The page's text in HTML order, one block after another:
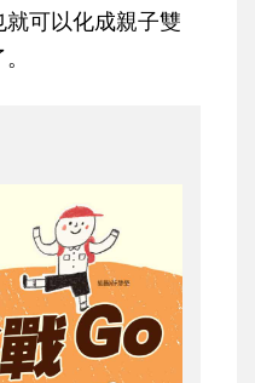
可以化成親子雙